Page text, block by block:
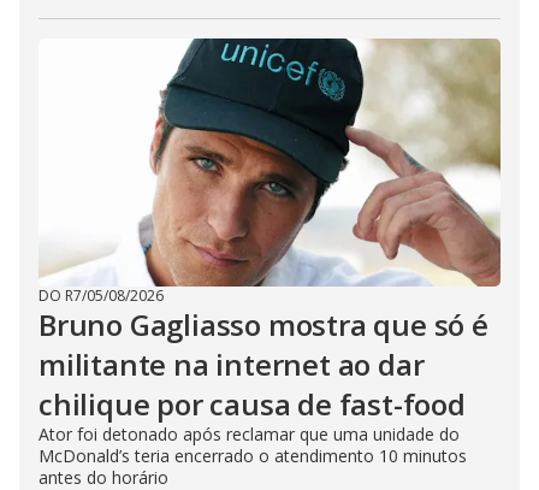
DO R7/05/08/2026
Bruno Gagliasso mostra que só é
militante na internet ao dar
chilique por causa de fast-food
Ator foi detonado após reclamar que uma unidade do
McDonald’s teria encerrado o atendimento 10 minutos
antes do horário